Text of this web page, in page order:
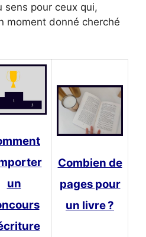
sens pour ceux qui,
moment donné cherché
un
Combien de
pages pour
un livre ?